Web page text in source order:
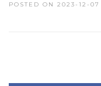
POSTED ON 2023-12-07